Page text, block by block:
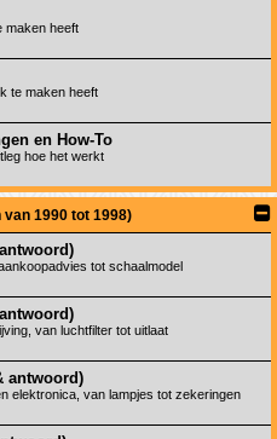
maken heeft
te maken heeft
en How-To
hoe het werkt
1990 tot 1998)
tot schaalmodel
van luchtfilter tot uitlaat
antwoord)
elektronica, van lampjes tot zekeringen